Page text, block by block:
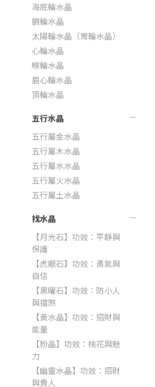
海底輪水晶
臍輪水晶
太陽輪水晶（胃輪水晶）
心輪水晶
喉輪水晶
眉心輪水晶
頂輪水晶
五行水晶
五行屬金水晶
五行屬木水晶
五行屬水水晶
五行屬火水晶
五行屬土水晶
找水晶
【月光石】功效：平靜與
保護
【虎眼石】功效：勇氣與
自信
【黑曜石】功效：防小人
與擋煞
【黃水晶】功效：招財與
能量
【粉晶】功效：桃花與魅
力
【幽靈水晶】功效：招財
與貴人